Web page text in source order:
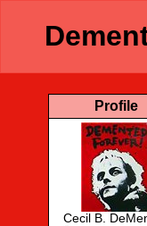
Profile
Cecil B.